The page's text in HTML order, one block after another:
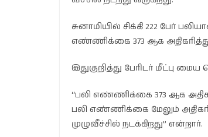
சுனாமியில் சிக்கி 222 பேர்
எண்ணிக்கை 373 ஆக
இதுகுறித்து பேரிடர் மீட்பு
‘‘பலி எண்ணிக்கை 373 ஆக
பலி எண்ணிக்கை மேலும்
முழுவீச்சில் நடக்கிறது’’ என்றார்.